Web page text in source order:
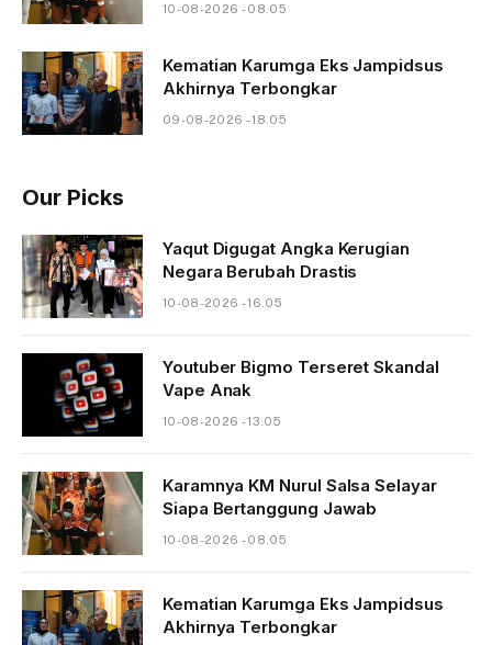
10-08-2026 - 08.05
Kematian Karumga Eks Jampidsus
Akhirnya Terbongkar
09-08-2026 - 18.05
Our Picks
Yaqut Digugat Angka Kerugian
Negara Berubah Drastis
10-08-2026 - 16.05
Youtuber Bigmo Terseret Skandal
Vape Anak
10-08-2026 - 13.05
Karamnya KM Nurul Salsa Selayar
Siapa Bertanggung Jawab
10-08-2026 - 08.05
Kematian Karumga Eks Jampidsus
Akhirnya Terbongkar